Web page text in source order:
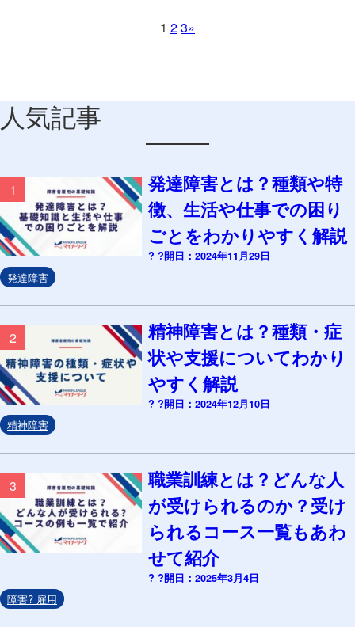
1 23»
人気記事
1
発達障害とは？種類や特
徴、生活や仕事での困り
ごとをわかりやすく解説
? ?開日：2024年11月29日
発達障害
2
精神障害とは？種類・症
状や支援についてわかり
やすく解説
? ?開日：2024年12月10日
精神障害
3
職業訓練とは？どんな人
が受けられるのか？受け
られるコース一覧もあわ
せて紹介
? ?開日：2025年3月4日
障害? 雇用